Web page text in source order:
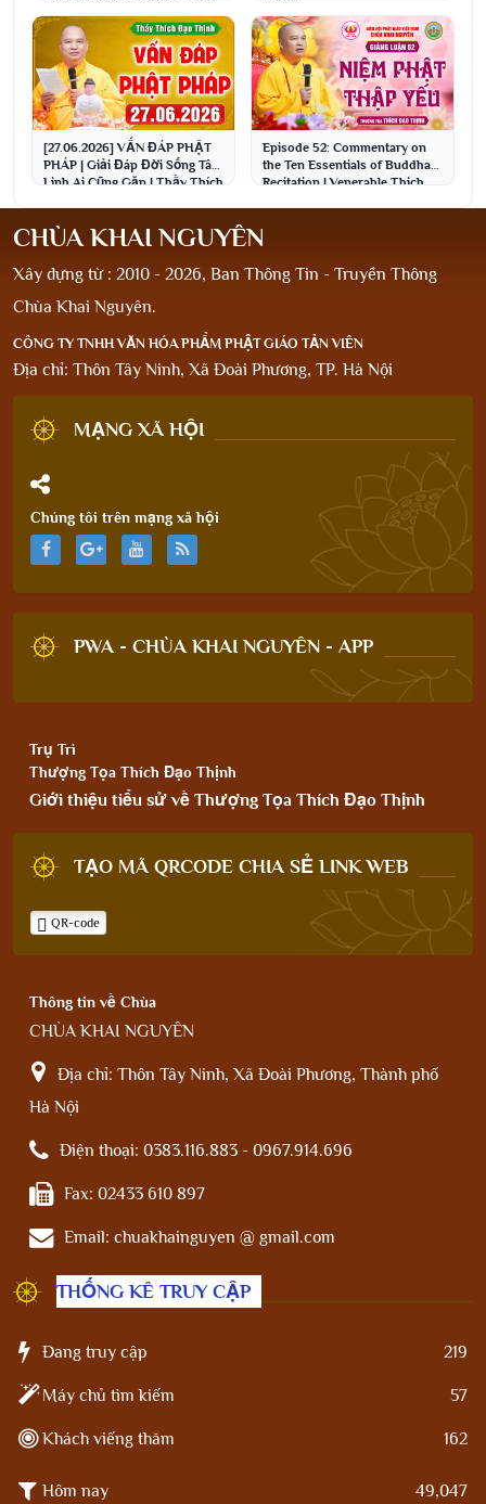
Dao Thinh
[27.06.2026] VẤN ĐÁP PHẬT
PHÁP | Giải Đáp Đời Sống Tâm
Linh Ai Cũng Gặp | Thầy Thích
Episode 52: Commentary on
the Ten Essentials of Buddha
Recitation | Venerable Thich
CHÙA KHAI NGUYÊN
Xây dựng từ : 2010 - 2026, Ban Thông Tin - Truyền Thông
Chùa Khai Nguyên.
CÔNG TY TNHH VĂN HÓA PHẨM PHẬT GIÁO TẢN VIÊN
Địa chỉ: Thôn Tây Ninh, Xã Đoài Phương, TP. Hà Nội
MẠNG XÃ HỘI
Chúng tôi trên mạng xã hội
PWA - CHÙA KHAI NGUYÊN - APP
Trụ Trì
Thượng Tọa Thích Đạo Thịnh
Giới thiệu tiểu sử về Thượng Tọa Thích Đạo Thịnh
TẠO MÃ QRCODE CHIA SẺ LINK WEB
QR-code
Thông tin về Chùa
CHÙA KHAI NGUYÊN
Địa chỉ: Thôn Tây Ninh, Xã Đoài Phương, Thành phố
Hà Nội
Điện thoại: 0383.116.883 - 0967.914.696
Fax: 02433 610 897
Email: chuakhainguyen @ gmail.com
THỐNG KÊ TRUY CẬP
Đang truy cập 219
Máy chủ tìm kiếm 57
Khách viếng thăm 162
Hôm nay 49,047